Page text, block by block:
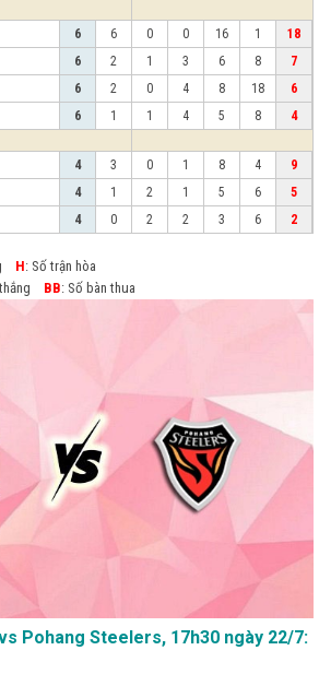
6 6 0 0 16 1
18
6 2 1 3 6 8
7
6 2 0 4 8 18
6
6 1 1 4 5 8
4
4 3 0 1 8 4
9
4 1 2 1 5 6
5
4 0 2 2 3 6 2
H: Số trận hòa
BB: Số bàn thua
Pohang Steelers, 17h30 ngày 22/7: